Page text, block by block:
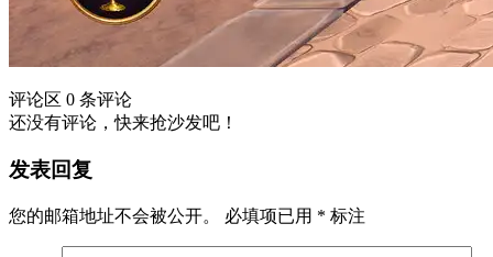
评论区 0 条评论
还没有评论，快来抢沙发吧！
发表回复
您的邮箱地址不会被公开。 必填项已用 * 标注